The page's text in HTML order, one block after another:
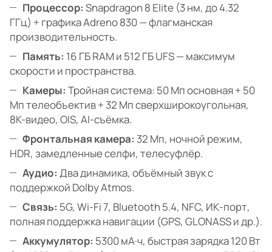
Процессор: Snapdragon 8 Elite (3 нм, до 4.32
ГГц) + графика Adreno 830 — флагманская
производительность.
Память: 16 ГБ RAM и 512 ГБ UFS — максимум
скорости и пространства.
Камеры: Тройная система: 50 Мп основная + 50
Мп телеобъектив + 32 Мп сверхширокоугольная,
8K-видео, OIS, AI-съёмка.
Фронтальная камера: 32 Мп, ночной режим,
HDR, замедленные селфи, телесуфлёр.
Аудио: Два динамика, объёмный звук с
поддержкой Dolby Atmos.
Связь: 5G, Wi-Fi 7, Bluetooth 5.4, NFC, ИК-порт,
полная поддержка навигации (GPS, GLONASS и др.).
Аккумулятор: 5300 мА·ч, быстрая зарядка 120 Вт